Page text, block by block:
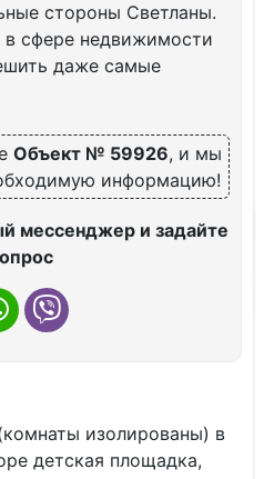
стороны Светланы.
сфере недвижимости
даже самые
Объект № 59926, и мы
информацию!
мессенджер и задайте
изoлиpoвaны) в
детская площaдкa,